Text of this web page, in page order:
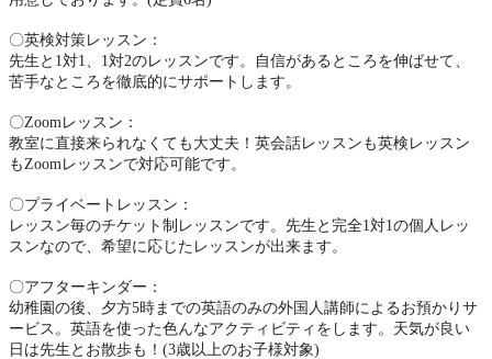
〇英検対策レッスン：
先生と 1 対1 1 対2のレッスンです。自信があるところを伸ばせて、
苦手なところを徹底的にサポートします。
〇Zoom レッスン：
教室に直接来られなくても大丈夫！英会話レッスンも英検レッスン
も Zoom レッスンで対応可能です。
〇プライベートレッスン：
レッスン毎のチケット制レッスンです。先生と完全1 対1 の個人レッ
スンなので、希望に応じたレッスンが出来ます。
〇アフターキンダー：
幼稚園の後、夕方5時までの英語のみの外国人講師によるお預かりサ
ービス。英語を使った色んなアクティビティをします。天気が良い
日は先生とお散歩も！ (3歳以上のお子様対象)